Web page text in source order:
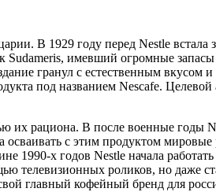
В 1929 году перед Nestle встала
Sudameris, имевший огромные
гранул с естественным вкусом
под названием Nescafe.
рациона. В после военные годы
с этим продуктом
1990-х годов Nestle начала
телевизионных роликов, но даже
главный кофейный бренд для